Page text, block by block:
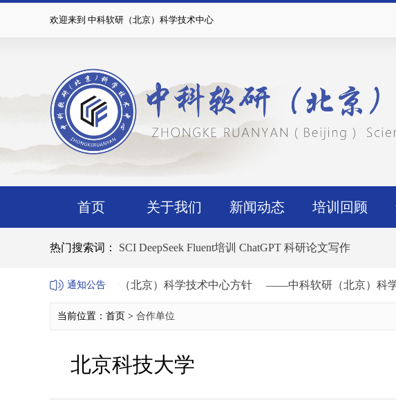
欢迎来到 中科软研（北京）科学技术中心
首页 关于我们 新闻动态 培训回顾
热门搜索词： SCI DeepSeek Fluent培训 ChatGPT 科研论文写作
通知公告
——中科软研（北京）科学技术中心方针 ——中科软研（北京）科
当前位置：首页 > 合作单位
北京科技大学